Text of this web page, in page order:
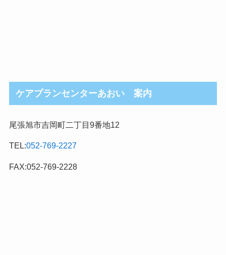
ケアプランセンターあおい 案内
尾張旭市吉岡町二丁目9番地12
TEL:052-769-2227
FAX:052-769-2228